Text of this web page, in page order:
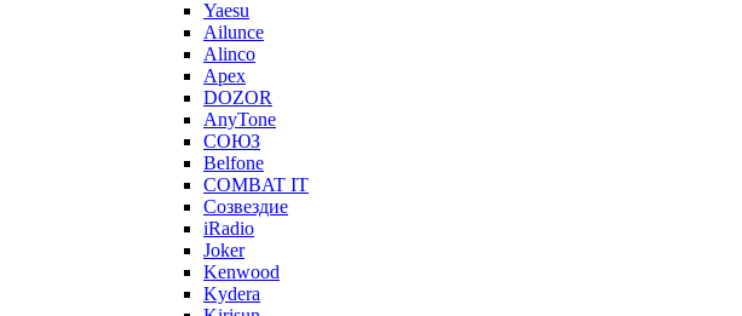
Yaesu
Ailunce
Alinco
Apex
DOZOR
AnyTone
СОЮЗ
Belfone
COMBAT IT
Созвездие
iRadio
Joker
Kenwood
Kydera